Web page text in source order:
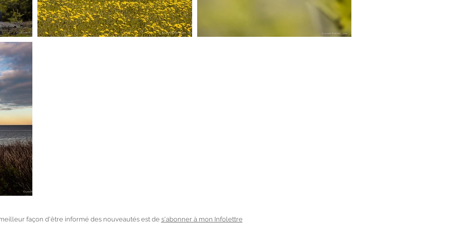
façon d'être informé des nouveautés est de s'abonner à mon Infolettre